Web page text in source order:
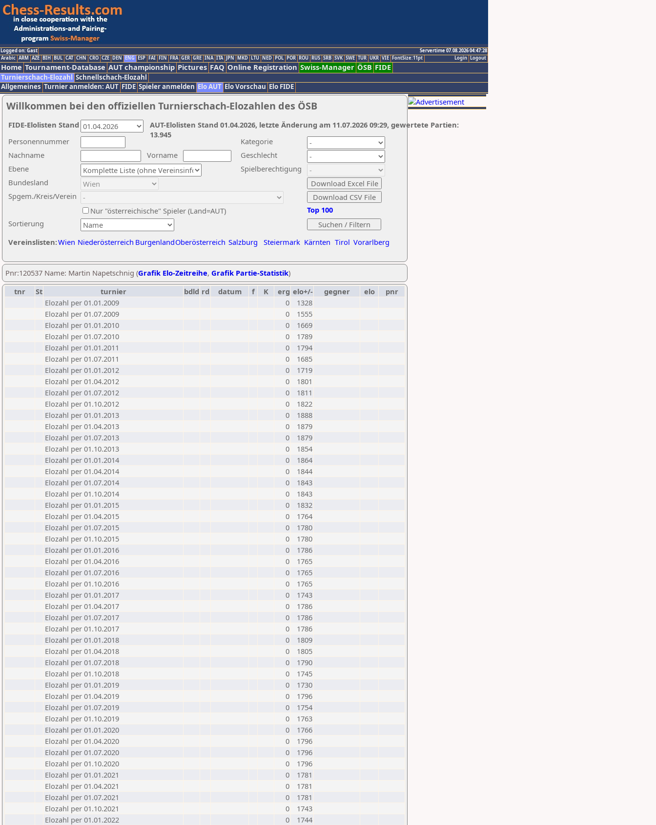
Logged on: Gast
Servertime 07.08.2026 04:47:28
Logout
Login
Arabic ARM AZE BIH BUL CAT CHN CRO CZE DEN ENG ESP FAI FIN FRA GER GRE INA ITA JPN MKD LTU NED POL POR ROU RUS SRB SVK SWE TUR UKR VIE FontSize:11pt
Home Tournament-Database AUT championship Pictures FAQ Online Registration Swiss-Manager ÖSB FIDE
Turnierschach-Elozahl Schnellschach-Elozahl
Allgemeines Turnier anmelden: AUT FIDE Spieler anmelden Elo AUT Elo Vorschau Elo FIDE
Willkommen bei den offiziellen Turnierschach-Elozahlen des ÖSB
Nachname
Vorname
Ebene
Kategorie
Sortierung
Personennummer
Bundesland
Spgem./Kreis/Verein
Geschlecht
Nur "österreichische" Spieler (Land=AUT)
Spielberechtigung
Vereinslisten:Wien Niederösterreich BurgenlandOberösterreich Salzburg Steiermark Kärnten Tirol Vorarlberg
Top 100
AUT-Elolisten Stand 01.04.2026, letzte Änderung am 11.07.2026 09:29, gewertete Partien:
13.945
FIDE-Elolisten Stand
Pnr:120537 Name: Martin Napetschnig (Grafik Elo-Zeitreihe, Grafik Partie-Statistik)
tnr
St turnier bdld rd datum f K erg elo+/- gegner elo
pnr
Elozahl per 01.01.2009
0
1328
Elozahl per 01.07.2009
0
1555
Elozahl per 01.01.2010
0
1669
Elozahl per 01.07.2010
0
1789
Elozahl per 01.01.2011
0
1794
Elozahl per 01.07.2011
0
1685
Elozahl per 01.01.2012
0
1719
Elozahl per 01.04.2012
0
1801
Elozahl per 01.07.2012
0
1811
Elozahl per 01.10.2012
0
1822
Elozahl per 01.01.2013
0
1888
Elozahl per 01.04.2013
0
1879
Elozahl per 01.07.2013
0
1879
Elozahl per 01.10.2013
0
1854
Elozahl per 01.01.2014
0
1864
Elozahl per 01.04.2014
0
1844
Elozahl per 01.07.2014
0
1843
Elozahl per 01.10.2014
0
1843
Elozahl per 01.01.2015
0
1832
Elozahl per 01.04.2015
0
1764
Elozahl per 01.07.2015
0
1780
Elozahl per 01.10.2015
0
1780
Elozahl per 01.01.2016
0
1786
Elozahl per 01.04.2016
0
1765
Elozahl per 01.07.2016
0
1765
Elozahl per 01.10.2016
0
1765
Elozahl per 01.01.2017
0
1743
Elozahl per 01.04.2017
0
1786
Elozahl per 01.07.2017
0
1786
Elozahl per 01.10.2017
0
1786
Elozahl per 01.01.2018
0
1809
Elozahl per 01.04.2018
0
1805
Elozahl per 01.07.2018
0
1790
Elozahl per 01.10.2018
0
1745
Elozahl per 01.01.2019
0
1730
Elozahl per 01.04.2019
0
1796
Elozahl per 01.07.2019
0
1754
Elozahl per 01.10.2019
0
1763
Elozahl per 01.01.2020
0
1766
Elozahl per 01.04.2020
0
1796
Elozahl per 01.07.2020
0
1796
Elozahl per 01.10.2020
0
1796
Elozahl per 01.01.2021
0
1781
Elozahl per 01.04.2021
0
1781
Elozahl per 01.07.2021
0
1781
Elozahl per 01.10.2021
0
1743
Elozahl per 01.01.2022
0
1744